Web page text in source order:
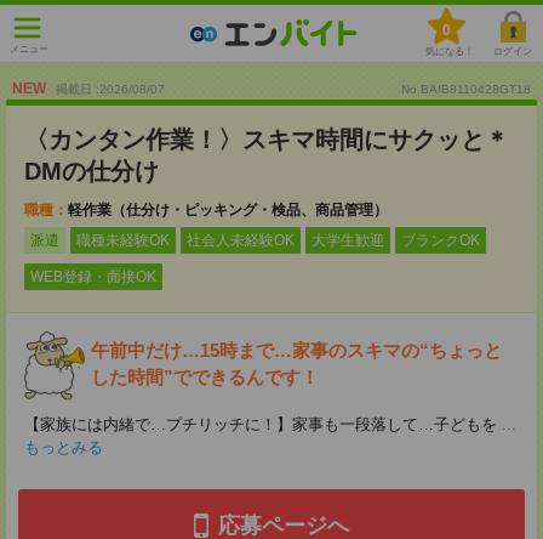
メニュー
0
気になる！ ログイン
NEW 掲載日 :2026/08/07 No.BAIB8110428GT18
〈カンタン作業！〉スキマ時間にサクッと＊
DMの仕分け
職種： 軽作業（仕分け・ピッキング・検品、商品管理）
派遣
職種未経験OK 社会人未経験OK 大学生歓迎 ブランクOK
WEB登録・面接OK
午前中だけ…15時まで…家事のスキマの“ちょっと
した時間”でできるんです！
【家族には内緒で…プチリッチに！】家事も一段落して…子どもを ...
もっとみる
応募ページへ